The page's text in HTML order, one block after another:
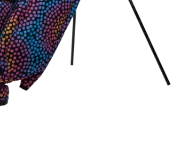
Handschuhe